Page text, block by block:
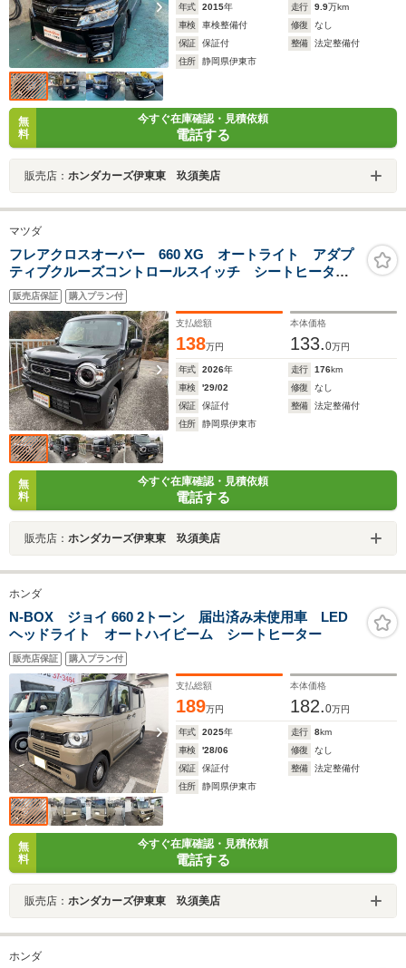
年式 2015年 走行 9.9万km
車検
車検整備付 修復
なし
保証
保証付 整備
法定整備付
住所
静岡県伊東市
無
料
今すぐ在庫確認・見積依頼
電話する
販売店： ホンダカーズ伊東東 玖須美店
マツダ
フレアクロスオーバー 660 XG オートライト アダプ
ティブクルーズコントロールスイッチ シートヒータ
ー パーキングセンサー 車線逸脱警報機能
販売店保証 購入プラン付
支払総額
138万円
本体価格
133.0万円
年式 2026年 走行 176km
車検
'29/02 修復
なし
保証
保証付 整備
法定整備付
住所
静岡県伊東市
無
料
今すぐ在庫確認・見積依頼
電話する
販売店： ホンダカーズ伊東東 玖須美店
ホンダ
N-BOX ジョイ 660 2トーン 届出済み未使用車 LED
ヘッドライト オートハイビーム シートヒーター
販売店保証 購入プラン付
支払総額
189万円
本体価格
182.0万円
年式 2025年 走行 8km
車検
'28/06 修復
なし
保証
保証付 整備
法定整備付
住所
静岡県伊東市
無
料
今すぐ在庫確認・見積依頼
電話する
販売店： ホンダカーズ伊東東 玖須美店
ホンダ